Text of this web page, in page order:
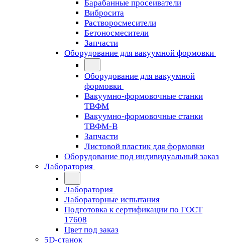
Барабанные просеиватели
Вибросита
Растворосмесители
Бетоносмесители
Запчасти
Оборудование для вакуумной формовки
Оборудование для вакуумной
формовки
Вакуумно-формовочные станки
ТВФМ
Вакуумно-формовочные станки
ТВФМ-В
Запчасти
Листовой пластик для формовки
Оборудование под индивидуальный заказ
Лаборатория
Лаборатория
Лабораторные испытания
Подготовка к сертификации по ГОСТ
17608
Цвет под заказ
5D-станок